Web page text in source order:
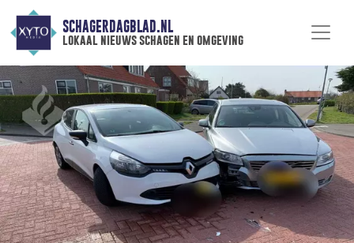
SCHAGERDAGBLAD.NL
lokaal nieuws schagen en omgeving